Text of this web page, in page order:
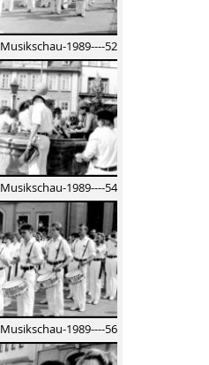
Musikschau-1989----52
Musikschau-1989----54
Musikschau-1989----56